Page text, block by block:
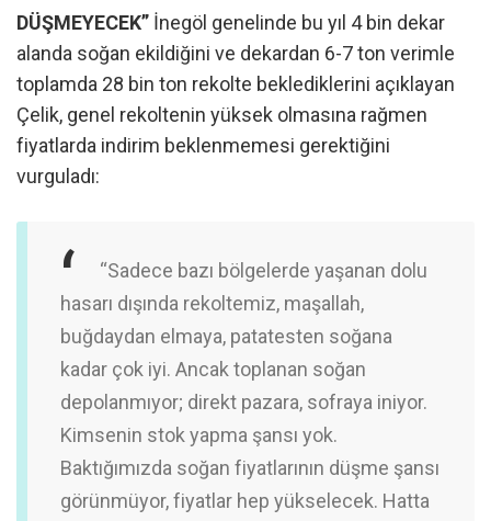
DÜŞMEYECEK” İnegöl genelinde bu yıl 4 bin dekar
alanda soğan ekildiğini ve dekardan 6-7 ton verimle
toplamda 28 bin ton rekolte beklediklerini açıklayan
Çelik, genel rekoltenin yüksek olmasına rağmen
fiyatlarda indirim beklenmemesi gerektiğini
vurguladı:
“Sadece bazı bölgelerde yaşanan dolu
hasarı dışında rekoltemiz, maşallah,
buğdaydan elmaya, patatesten soğana
kadar çok iyi. Ancak toplanan soğan
depolanmıyor; direkt pazara, sofraya iniyor.
Kimsenin stok yapma şansı yok.
Baktığımızda soğan fiyatlarının düşme şansı
görünmüyor, fiyatlar hep yükselecek. Hatta